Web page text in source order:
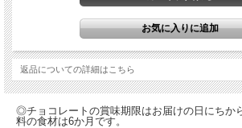
返品についての詳細はこちら
◎チョコレートの賞味期限はお届けの日にちか
料の食材は6か月です。